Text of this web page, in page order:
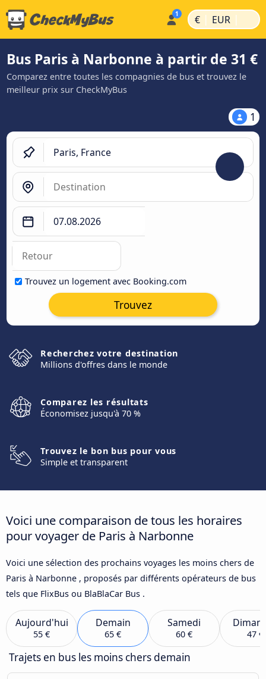
€ | EUR |
Bus Paris à Narbonne à partir de 31 €
Comparez entre toutes les compagnies de bus et trouvez le
meilleur prix sur CheckMyBus
1
Trouvez un logement avec Booking.com
Trouvez
Recherchez votre destination
Millions d'offres dans le monde
Comparez les résultats
Économisez jusqu'à 70 %
Trouvez le bon bus pour vous
Simple et transparent
Voici une comparaison de tous les horaires
pour voyager de Paris à Narbonne
Voici une sélection des prochains voyages les moins chers de
Paris à Narbonne , proposés par différents opérateurs de bus
tels que FlixBus ou BlaBlaCar Bus .
Aujourd'hui
55 €
Demain
65 €
Samedi
60 € 47 €
Trajets en bus les moins chers demain